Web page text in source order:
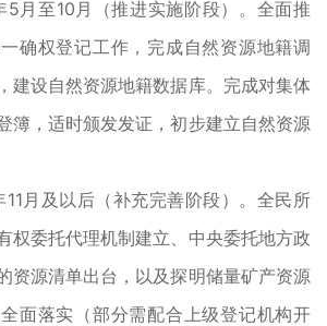
至10月（推进实施阶段）。全面推
确权登记工作，完成自然资源地籍调
建设自然资源地籍数据库。完成对集体
簿，适时颁发发证，初步建立自然资源
及以后（补充完善阶段）。全民所
权委托代理机制建立、中央委托地方政
资源清单出台，以及探明储量矿产资源
面落实（部分需配合上级登记机构开